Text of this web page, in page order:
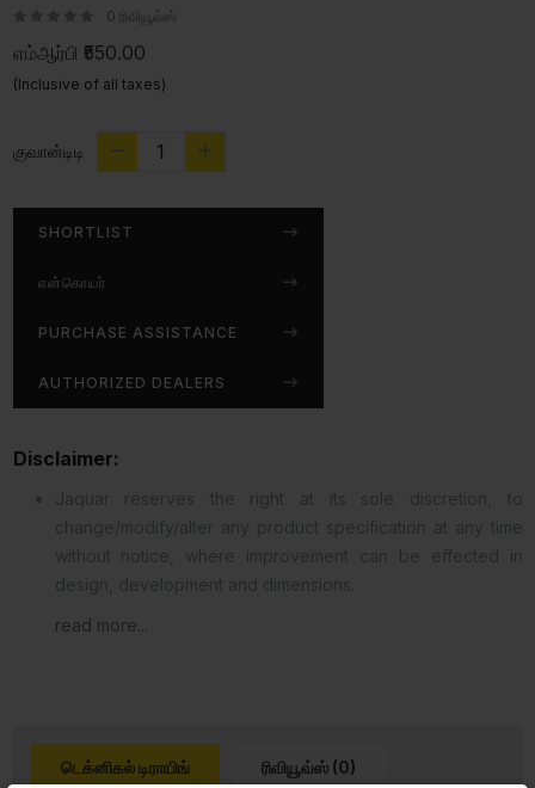
0 ரிவியூவ்ஸ்
எம்ஆர்பி ₹550.00
(Inclusive of all taxes)
குவான்டிடி
SHORTLIST
என்கொயர்
PURCHASE ASSISTANCE
AUTHORIZED DEALERS
Disclaimer:
read more...
டெக்னிகல் டிராயிங் ரிவியூவ்ஸ் (0)